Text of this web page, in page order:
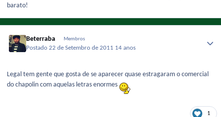
barato!
Beterraba Membros
Postado22 de Setembro de 2011 14 anos
Legal tem gente que gosta de se aparecer quase estragaram o comercial
do chapolin com aquelas letras enormes
1